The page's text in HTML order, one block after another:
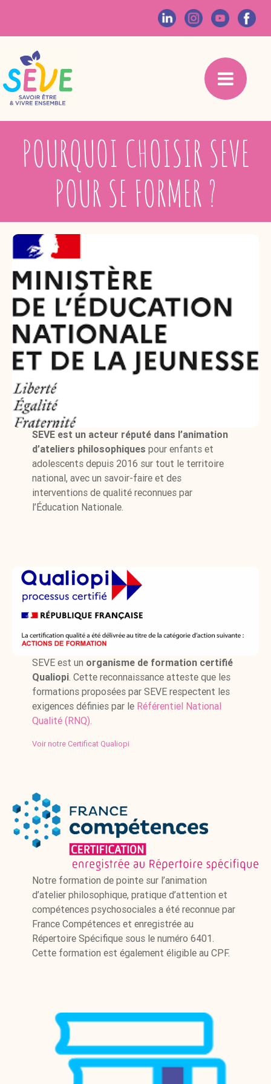
POURQUOI CHOISIR SEVE
POUR SE FORMER ?
SEVE est un acteur réputé dans l’animation
d’ateliers philosophiques pour enfants et
adolescents depuis 2016 sur tout le territoire
national, avec un savoir-faire et des
interventions de qualité reconnues par
l’Éducation Nationale.
SEVE est un organisme de formation certifié
Qualiopi. Cette reconnaissance atteste que les
formations proposées par SEVE respectent les
exigences définies par le Référentiel National
Qualité (RNQ).
Voir notre Certificat Qualiopi
Notre formation de pointe sur l’animation
d’atelier philosophique, pratique d’attention et
compétences psychosociales a été reconnue par
France Compétences et enregistrée au
Répertoire Spécifique sous le numéro 6401.
Cette formation est également éligible au CPF.